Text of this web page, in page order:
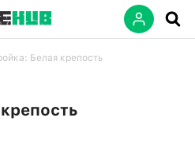
Белая крепость